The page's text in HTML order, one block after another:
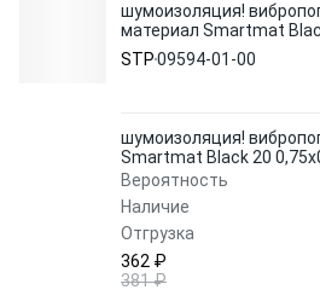
шумоизоляция!
материал Smartmat
STP09594-01-00
шумоизоляция!
Smartmat Black 20
Вероятность
Наличие
Отгрузка
362 ₽
381 ₽